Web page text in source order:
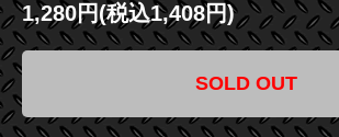
1,280円(税込1,408円)
SOLD OUT